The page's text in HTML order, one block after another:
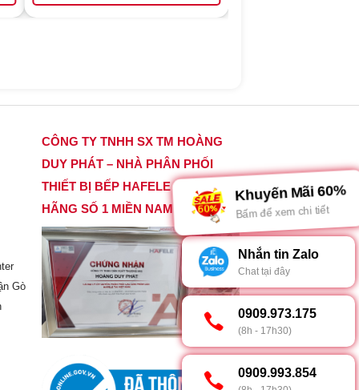
Gò
CÔNG TY TNHH SX TM HOÀNG
DUY PHÁT – NHÀ PHÂN PHỐI
THIẾT BỊ BẾP HAFELE CHÍNH
HÃNG SỐ 1 MIỀN NAM
Khuyến Mãi 60%
Bấm để xem chi tiết
Nhắn tin Zalo
Chat tại đây
0909.973.175
(8h - 17h30)
0909.993.854